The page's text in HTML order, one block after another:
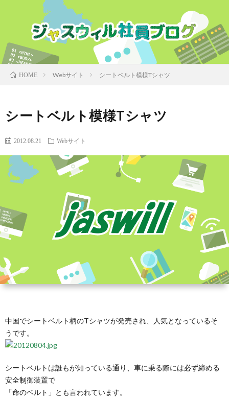
HOME Webサイト シートベルト模様Tシャツ
シートベルト模様Tシャツ
2012.08.21 Webサイト
中国でシートベルト柄のTシャツが発売され、人気となっているそ
うです。
シートベルトは誰もが知っている通り、車に乗る際には必ず締める
安全制御装置で
「命のベルト」とも言われています。